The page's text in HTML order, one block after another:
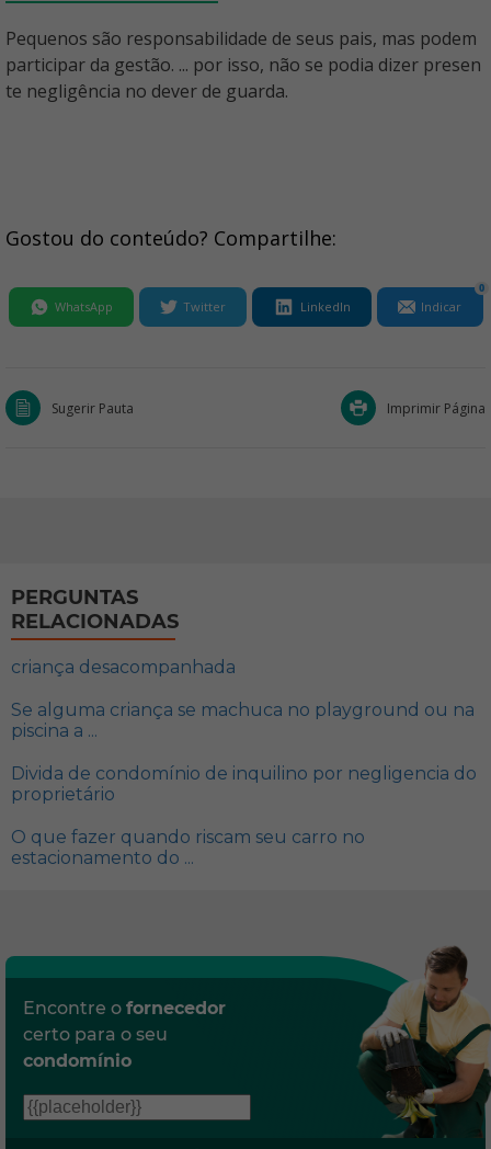
Pequenos são responsabilidade de seus pais, mas podem
participar da gestão. ... por isso, não se podia dizer presen
te negligência no dever de guarda.
Gostou do conteúdo? Compartilhe:
WhatsApp Twitter LinkedIn Indicar
0
Sugerir Pauta Imprimir Página
PERGUNTAS
RELACIONADAS
criança desacompanhada
Se alguma criança se machuca no playground ou na
piscina a ...
Divida de condomínio de inquilino por negligencia do
proprietário
O que fazer quando riscam seu carro no
estacionamento do ...
Encontre o fornecedor
certo para o seu
condomínio